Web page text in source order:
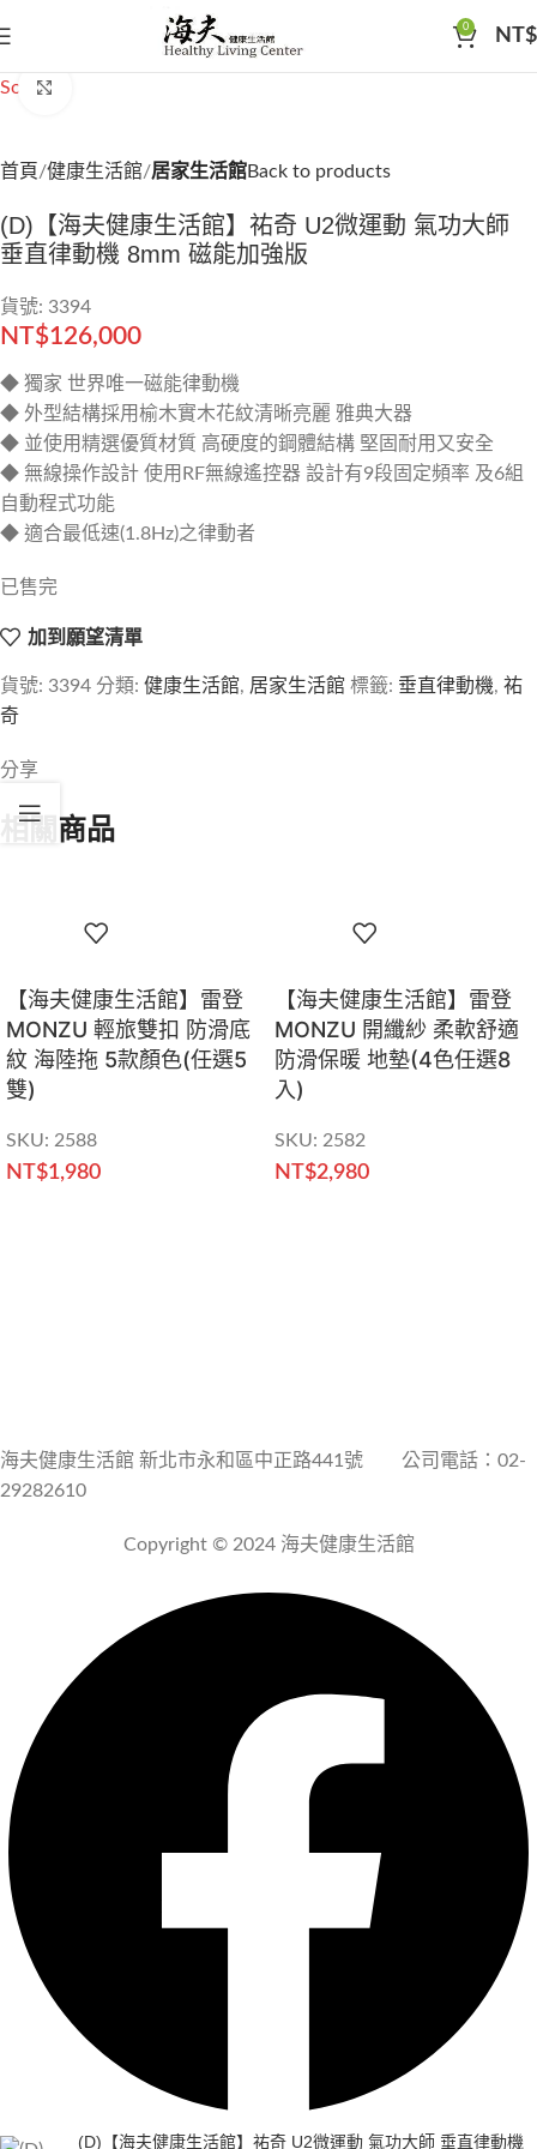
0 NT$
Sold out
首頁 健康生活館 居家生活館Back to products
(D)【海夫健康生活館】祐奇 U2微運動 氣功大師
垂直律動機 8mm 磁能加強版
貨號: 3394
NT$126,000
◆ 獨家 世界唯一磁能律動機
◆ 外型結構採用榆木實木花紋清晰亮麗 雅典大器
◆ 並使用精選優質材質 高硬度的鋼體結構 堅固耐用又安全
◆ 無線操作設計 使用RF無線遙控器 設計有9段固定頻率 及6組
自動程式功能
◆ 適合最低速(1.8Hz)之律動者
已售完
加到願望清單
貨號: 3394 分類: 健康生活館, 居家生活館 標籤: 垂直律動機, 祐
奇
分享
相關商品
【海夫健康生活館】雷登
MONZU 輕旅雙扣 防滑底
紋 海陸拖 5款顏色(任選5
雙)
SKU: 2588
NT$1,980
【海夫健康生活館】雷登
MONZU 開纖紗 柔軟舒適
防滑保暖 地墊(4色任選8
入)
SKU: 2582
NT$2,980
海夫健康生活館 新北市永和區中正路441號 公司電話：02-
29282610
Copyright © 2024 海夫健康生活館
(D)【海夫健康生活館】祐奇 U2微運動 氣功大師 垂直律動機